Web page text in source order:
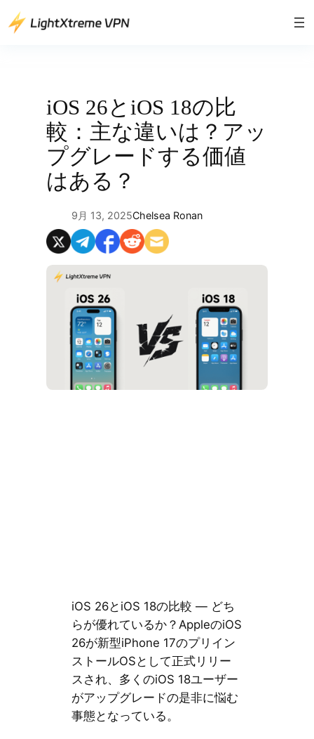
容
iOS 26とiOS 18の比
較：主な違いは？アッ
プグレードする価値
はある？
9月 13, 2025Chelsea Ronan
iOS 26とiOS 18の比較 — どち
らが優れているか？AppleのiOS
26が新型iPhone 17のプリイン
ストールOSとして正式リリー
スされ、多くのiOS 18ユーザー
がアップグレードの是非に悩む
事態となっている。